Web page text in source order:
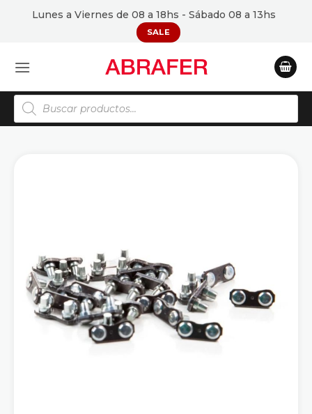
Lunes a Viernes de 08 a 18hs - Sábado 08 a 13hs
SALE
Búsqueda
de
productos